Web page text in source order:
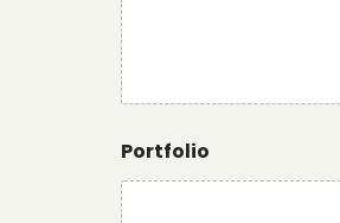
Portfolio